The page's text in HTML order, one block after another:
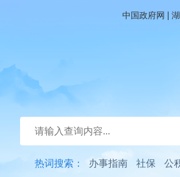
中国政府网 |
热词搜索： 办事指南 社保 公